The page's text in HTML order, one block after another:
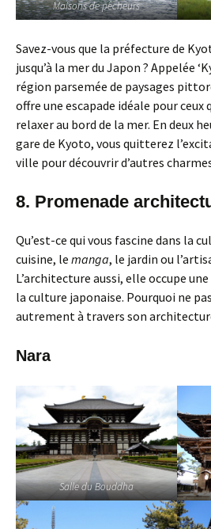
Maisons de pêcheurs
Savez-vous que la préfecture de
jusqu’à la mer du Japon ? Appelée
région parsemée de paysages
offre une escapade idéale pour ceux
relaxer au bord de la mer. En deux
gare de Kyoto, vous quitterez
ville pour découvrir d’autres
8. Promenade
Qu’est-ce qui vous fascine dans la
cuisine, le manga, le jardin ou
L’architecture aussi, elle occupe
la culture japonaise. Pourquoi ne
autrement à travers son
Nara
Salle du Bouddha